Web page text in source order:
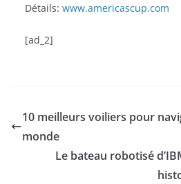
Détails: www.americascup.com
[ad_2]
10 meilleurs voiliers pour
monde
Le bateau robotisé